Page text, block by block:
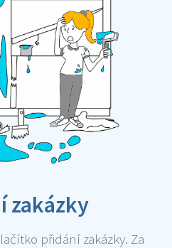
zakázky
přidání zakázky. Za